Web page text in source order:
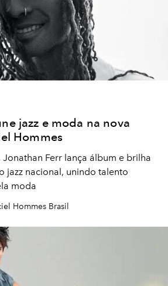
jazz e moda na nova
Hommes
Ferr lança álbum e brilha
jazz nacional, unindo talento
moda
Hommes Brasil